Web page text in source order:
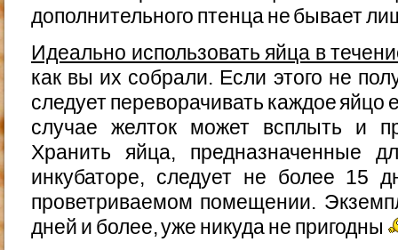
дополнительного птенца не бывает
Идеально использовать яйца в
как вы их собрали. Если этого не
следует переворачивать каждое яйцо
случае желток может всплыть и
Хранить яйца, предназначенные
инкубаторе, следует не более 15
проветриваемом помещении.
дней и более, уже никуда не пригодны